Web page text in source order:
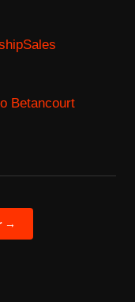
Sales
Betancourt
→